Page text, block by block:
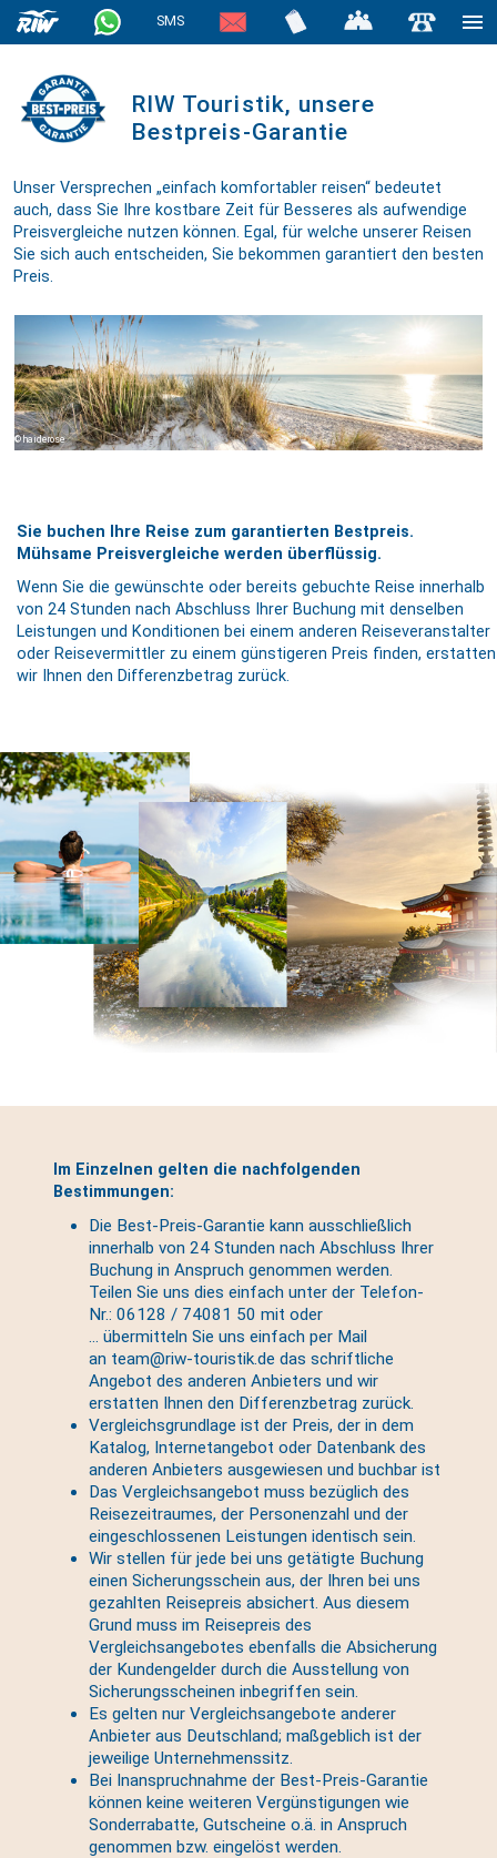
SMS
RIW Touristik, unsere
Bestpreis-Garantie
Unser Versprechen „einfach komfortabler reisen“ bedeutet
auch, dass Sie Ihre kostbare Zeit für Besseres als aufwendige
Preis­ver­gleiche nutzen können. Egal, für welche unserer Reisen
Sie sich auch entscheiden, Sie bekommen garantiert den besten
Preis.
haiderose
Sie buchen Ihre Reise zum garantierten Bestpreis.
Mühsame Preisvergleiche werden überflüssig.
Wenn Sie die gewünschte oder bereits gebuchte Reise innerhalb
von 24 Stunden nach Abschluss Ihrer Buchung mit denselben
Leistungen und Konditionen bei einem anderen Reiseveranstalter
oder Reisevermittler zu einem günstigeren Preis finden, erstatten
wir Ihnen den Differenzbetrag zurück.
Im Einzelnen gelten die nachfolgenden
Bestimmungen:
Die Best-Preis-Garantie kann ausschließlich
innerhalb von 24 Stunden nach Abschluss Ihrer
Buchung in Anspruch genommen werden.
Teilen Sie uns dies einfach unter der Telefon-
Nr.: 06128 / 74081 50 mit oder
... übermitteln Sie uns einfach per Mail
an team@riw-touristik.de das schriftliche
Angebot des anderen Anbieters und wir
erstatten Ihnen den Differenzbetrag zurück.
Vergleichsgrundlage ist der Preis, der in dem
Katalog, Internetangebot oder Datenbank des
anderen Anbieters ausgewiesen und buchbar ist
Das Vergleichsangebot muss bezüglich des
Reisezeitraumes, der Personenzahl und der
eingeschlossenen Leistungen identisch sein.
Wir stellen für jede bei uns getätigte Buchung
einen Sicherungsschein aus, der Ihren bei uns
gezahlten Reisepreis absichert. Aus diesem
Grund muss im Reisepreis des
Vergleichsangebotes ebenfalls die Absicherung
der Kundengelder durch die Ausstellung von
Sicherungsscheinen inbegriffen sein.
Es gelten nur Vergleichsangebote anderer
Anbieter aus Deutschland; maßgeblich ist der
jeweilige Unternehmenssitz.
Bei Inanspruchnahme der Best-Preis-Garantie
können keine weiteren Vergünstigungen wie
Sonderrabatte, Gutscheine o.ä. in Anspruch
genommen bzw. eingelöst werden.